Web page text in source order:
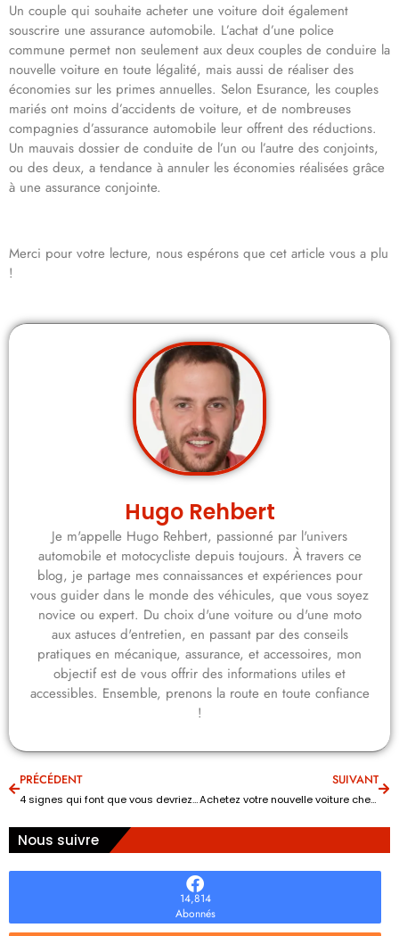
Un couple qui souhaite acheter une voiture doit également
souscrire une assurance automobile. L’achat d’une police
commune permet non seulement aux deux couples de conduire la
nouvelle voiture en toute légalité, mais aussi de réaliser des
économies sur les primes annuelles. Selon Esurance, les couples
mariés ont moins d’accidents de voiture, et de nombreuses
compagnies d’assurance automobile leur offrent des réductions.
Un mauvais dossier de conduite de l’un ou l’autre des conjoints,
ou des deux, a tendance à annuler les économies réalisées grâce
à une assurance conjointe.
Merci pour votre lecture, nous espérons que cet article vous a plu
!
Hugo Rehbert
Je m'appelle Hugo Rehbert, passionné par l'univers
automobile et motocycliste depuis toujours. À travers ce
blog, je partage mes connaissances et expériences pour
vous guider dans le monde des véhicules, que vous soyez
novice ou expert. Du choix d'une voiture ou d'une moto
aux astuces d'entretien, en passant par des conseils
pratiques en mécanique, assurance, et accessoires, mon
objectif est de vous offrir des informations utiles et
accessibles. Ensemble, prenons la route en toute confiance
!
PRÉCÉDENT
4 signes qui font que vous devriez vidanger l’huile de votre véhicule
SUIVANT
Achetez votre nouvelle voiture chez un concessionnaire
Nous suivre
14,814
Abonnés